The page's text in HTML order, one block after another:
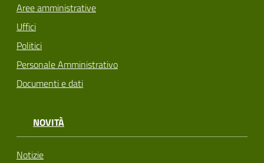
Aree amministrative
Uffici
Politici
Personale Amministrativo
Documenti e dati
NOVITÀ
Notizie